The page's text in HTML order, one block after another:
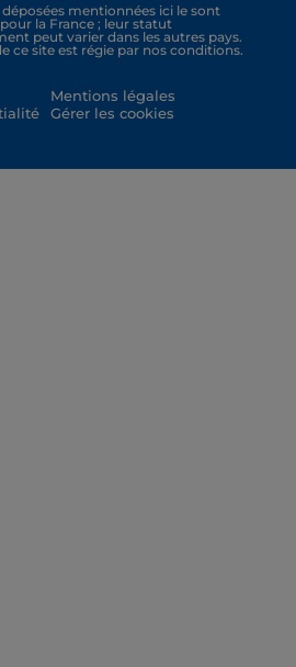
mentionnées ici le sont
la France ; leur statut
peut varier dans les autres pays.
ce site est régie par nos conditions.
Mentions légales
Gérer les cookies